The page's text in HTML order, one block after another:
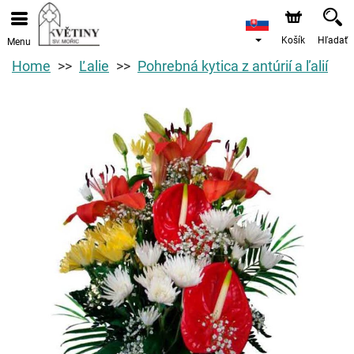
Menu Košík Hľadať
Home Ľalie Pohrebná kytica z antúrií a ľalií